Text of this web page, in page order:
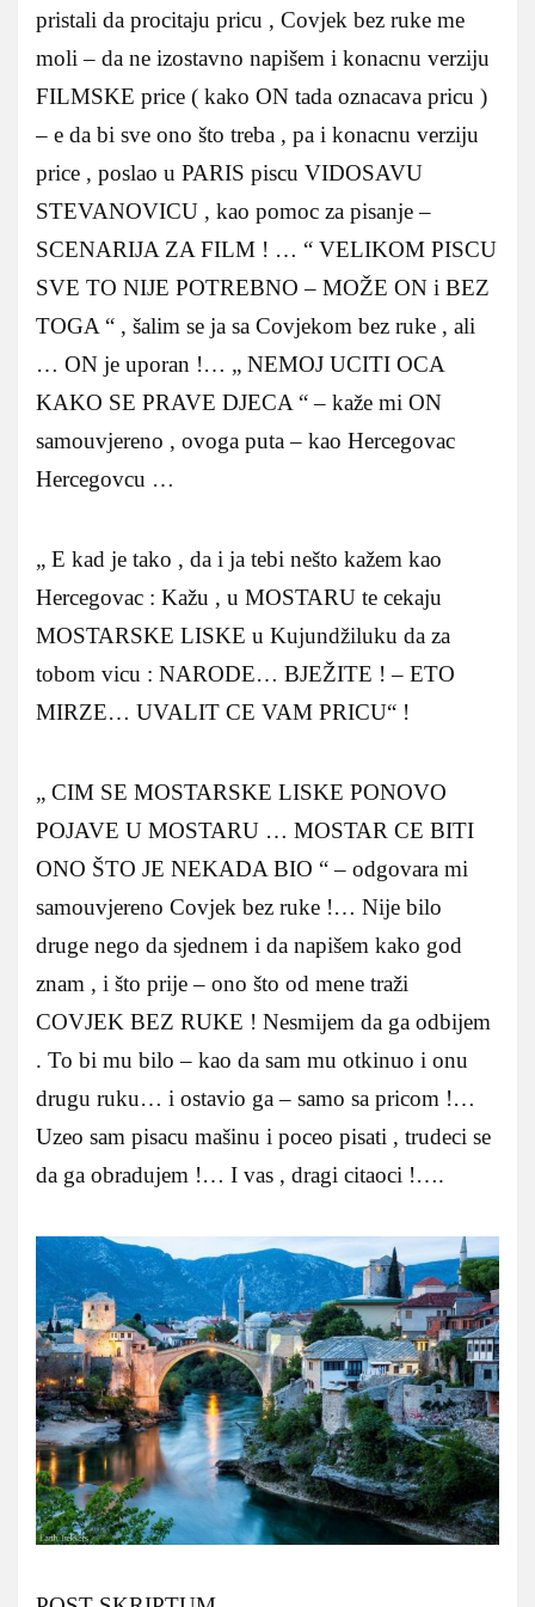
pristali da procitaju pricu , Covjek bez ruke me
moli – da ne izostavno napišem i konacnu verziju
FILMSKE price ( kako ON tada oznacava pricu )
– e da bi sve ono što treba , pa i konacnu verziju
price , poslao u PARIS piscu VIDOSAVU
STEVANOVICU , kao pomoc za pisanje –
SCENARIJA ZA FILM ! … “ VELIKOM PISCU
SVE TO NIJE POTREBNO – MOŽE ON i BEZ
TOGA “ , šalim se ja sa Covjekom bez ruke , ali
… ON je uporan !… „ NEMOJ UCITI OCA
KAKO SE PRAVE DJECA “ – kaže mi ON
samouvjereno , ovoga puta – kao Hercegovac
Hercegovcu …
„ E kad je tako , da i ja tebi nešto kažem kao
Hercegovac : Kažu , u MOSTARU te cekaju
MOSTARSKE LISKE u Kujundžiluku da za
tobom vicu : NARODE… BJEŽITE ! – ETO
MIRZE… UVALIT CE VAM PRICU“ !
„ CIM SE MOSTARSKE LISKE PONOVO
POJAVE U MOSTARU … MOSTAR CE BITI
ONO ŠTO JE NEKADA BIO “ – odgovara mi
samouvjereno Covjek bez ruke !… Nije bilo
druge nego da sjednem i da napišem kako god
znam , i što prije – ono što od mene traži
COVJEK BEZ RUKE ! Nesmijem da ga odbijem
. To bi mu bilo – kao da sam mu otkinuo i onu
drugu ruku… i ostavio ga – samo sa pricom !…
Uzeo sam pisacu mašinu i poceo pisati , trudeci se
da ga obradujem !… I vas , dragi citaoci !….